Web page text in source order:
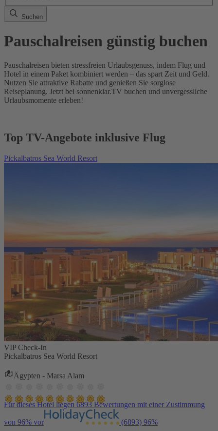
Suchen
Pauschalreisen günstig buchen
Pauschalreisen bieten stressfreien Urlaubsgenuss, indem Flug und
Hotel in einem Paket kombiniert werden – das spart Zeit und Geld.
Nutzen Sie attraktive Rabatte und genießen Sie sorglose
Reiseplanung. Jetzt bei sonnenklar.TV buchen und unvergessliche
Urlaubsmomente erleben!
Top TV-Angebote inklusive Flug
Pickalbatros Sea World Resort
VIP Check-In
Pickalbatros Sea World Resort
Ägypten - Marsa Alam
Für dieses Hotel liegen 6893 Bewertungen mit einer Zustimmung
von 96% vor (6893) 96%